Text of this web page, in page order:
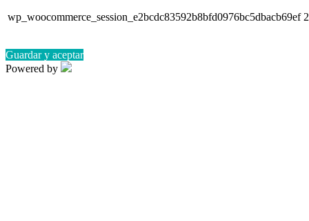
wp_woocommerce_session_e2bcdc83592b8bfd0976bc5dbacb69ef
Guardar y aceptar
Powered by